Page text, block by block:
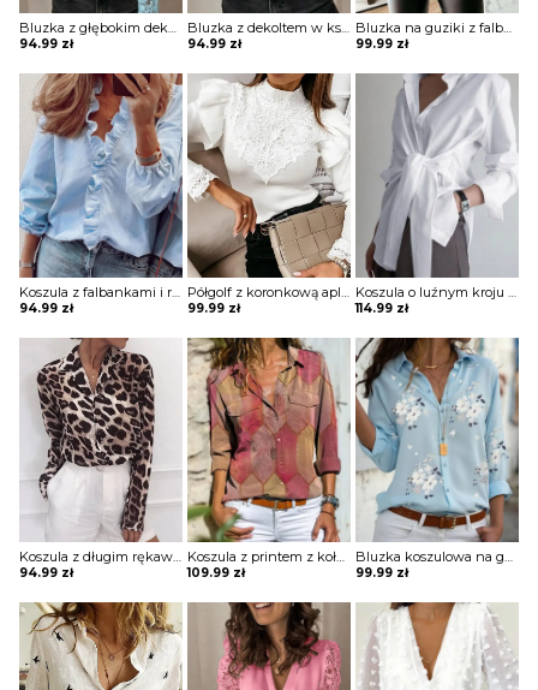
Bluzka z głębokim dekoltem w kształcie litery V z koronkowymi rękawami
94.99 zł
Bluzka z dekoltem w kształcie litery V z koronkowymi rękawami
94.99 zł
Bluzka na guziki z falbaną na biuście
99.99 zł
Koszula z falbankami i rękawami na gumkę
94.99 zł
Półgolf z koronkową aplikacją i koronkowym wykończeniem rękawów
99.99 zł
Koszula o luźnym kroju z wiązaniem w pasie
114.99 zł
Koszula z długim rękawem z printem
94.99 zł
Koszula z printem z kołnierzykiem i kieszeniami
109.99 zł
Bluzka koszulowa na guziki z dekoltem w ksztalcie litery V z printem
99.99 zł